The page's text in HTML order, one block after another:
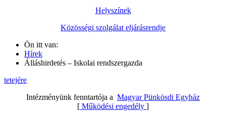
Helyszínek
Közösségi szolgálat eljárásrendje
Ön itt van:
Hírek
Álláshirdetés – Iskolai rendszergazda
tetejére
Intézményünk fenntartója a Magyar Pünkösdi Egyház
[ Működési engedély ]